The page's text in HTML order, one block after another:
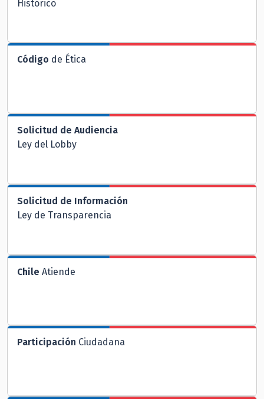
Histórico
Código de Ética
Solicitud de Audiencia
Ley del Lobby
Solicitud de Información
Ley de Transparencia
Chile Atiende
Participación Ciudadana